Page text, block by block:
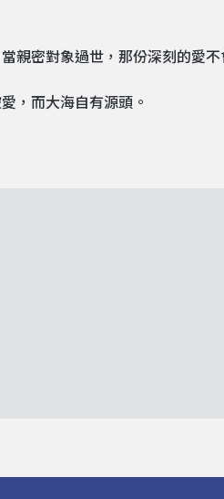
親密對象過世，那份深刻的愛不
，而大海自有源頭。